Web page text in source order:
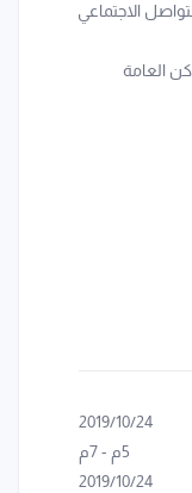
الاجتماعي
العامة
2019/10/24
5م -7م
2019/10/24